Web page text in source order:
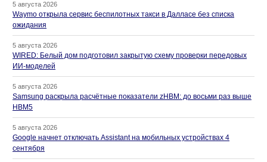
5 августа 2026
Waymo открыла сервис беспилотных такси в Далласе без списка
ожидания
5 августа 2026
WIRED: Белый дом подготовил закрытую схему проверки передовых
ИИ-моделей
5 августа 2026
Samsung раскрыла расчётные показатели zHBM: до восьми раз выше
HBM5
5 августа 2026
Google начнет отключать Assistant на мобильных устройствах 4
сентября